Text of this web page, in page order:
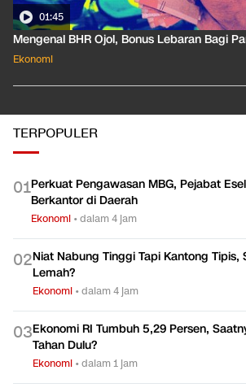
01:35
Pahami Dampak Kenaikan Suku Bunga
Ekonomi
TERPOPULER
01Perkuat Pengawasan MBG, Pejabat
Berkantor di Daerah
Ekonomi •dalam 4 jam
02Niat Nabung Tinggi Tapi Kantong Tipis,
Lemah?
Ekonomi •dalam 4 jam
03Ekonomi RI Tumbuh 5,29 Persen,
Tahan Dulu?
Ekonomi •dalam 1 jam